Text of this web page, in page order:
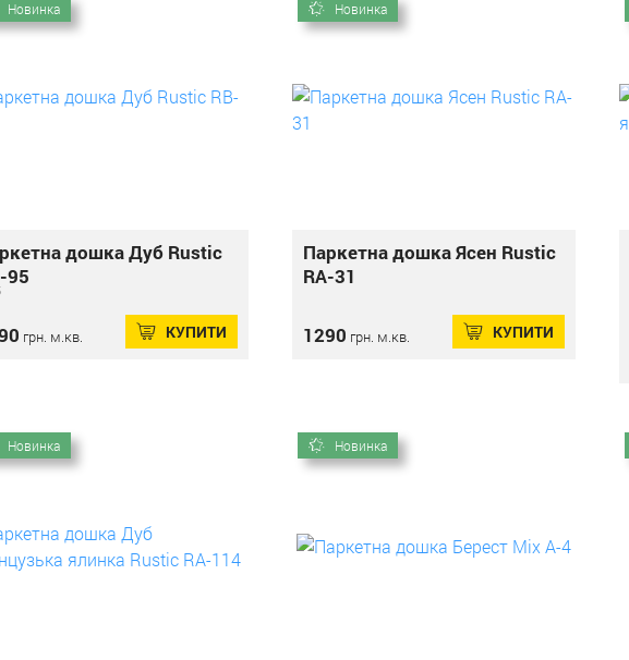
Новинка
дошка Дуб Rustic
95
грн. м.кв. КУПИТИ
Новинка
Паркетна дошка Ясен Rustic
RA-31
1290 грн. м.кв. КУПИТИ
Новинка Новинка